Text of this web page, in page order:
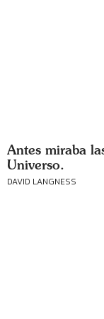
Antes miraba
Universo.
DAVID LANGNESS